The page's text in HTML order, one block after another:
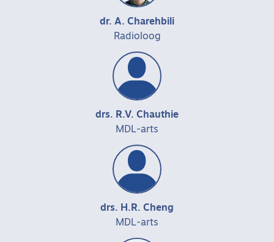
dr. A. Charehbili
Radioloog
drs. R.V. Chauthie
MDL-arts
drs. H.R. Cheng
MDL-arts